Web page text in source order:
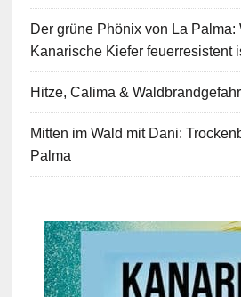
Der grüne Phönix von La Palma:
Kanarische Kiefer feuerresistent
Hitze, Calima &
Mitten im Wald mit Dani:
Palma